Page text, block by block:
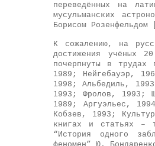
переведённых на
мусульманских
Борисом
К сожалению, на
достижения учёных
почерпнуты в
1989; Нейгебауэр,
1998; Альбедиль,
1993; Фролов, 1993;
1989; Аргуэльес,
Кобзев, 1993;
книгах и статьях –
“История одного